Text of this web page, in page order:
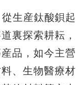
生産鈦酸鋇起
裏探索耕耘，
品，如今主營
、生物醫療材